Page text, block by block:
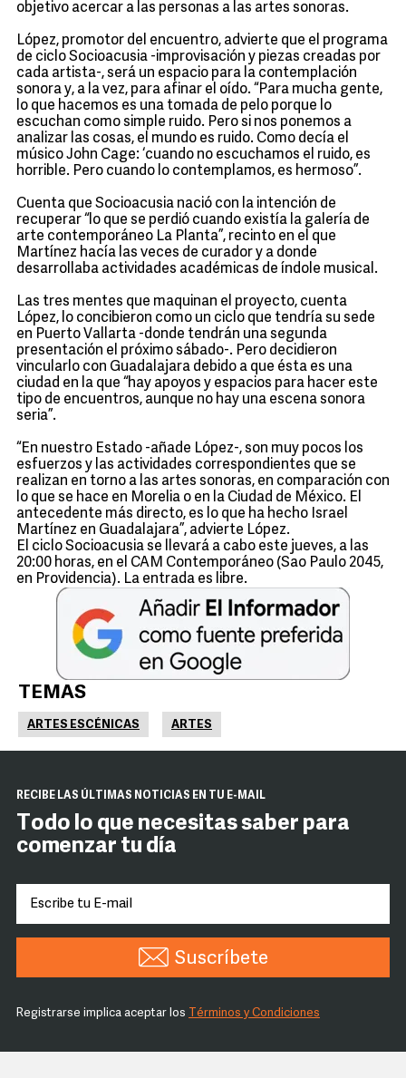
objetivo acercar a las personas a las artes sonoras.
López, promotor del encuentro, advierte que el programa
de ciclo Socioacusia -improvisación y piezas creadas por
cada artista-, será un espacio para la contemplación
sonora y, a la vez, para afinar el oído. “Para mucha gente,
lo que hacemos es una tomada de pelo porque lo
escuchan como simple ruido. Pero si nos ponemos a
analizar las cosas, el mundo es ruido. Como decía el
músico John Cage: ‘cuando no escuchamos el ruido, es
horrible. Pero cuando lo contemplamos, es hermoso”.
Cuenta que Socioacusia nació con la intención de
recuperar “lo que se perdió cuando existía la galería de
arte contemporáneo La Planta”, recinto en el que
Martínez hacía las veces de curador y a donde
desarrollaba actividades académicas de índole musical.
Las tres mentes que maquinan el proyecto, cuenta
López, lo concibieron como un ciclo que tendría su sede
en Puerto Vallarta -donde tendrán una segunda
presentación el próximo sábado-. Pero decidieron
vincularlo con Guadalajara debido a que ésta es una
ciudad en la que “hay apoyos y espacios para hacer este
tipo de encuentros, aunque no hay una escena sonora
seria”.
“En nuestro Estado -añade López-, son muy pocos los
esfuerzos y las actividades correspondientes que se
realizan en torno a las artes sonoras, en comparación con
lo que se hace en Morelia o en la Ciudad de México. El
antecedente más directo, es lo que ha hecho Israel
Martínez en Guadalajara”, advierte López.
El ciclo Socioacusia se llevará a cabo este jueves, a las
20:00 horas, en el CAM Contemporáneo (Sao Paulo 2045,
en Providencia). La entrada es libre.
TEMAS
ARTES ESCÉNICAS ARTES
RECIBE LAS ÚLTIMAS NOTICIAS EN TU E-MAIL
Todo lo que necesitas saber para
comenzar tu día
Suscríbete
Registrarse implica aceptar los Términos y Condiciones